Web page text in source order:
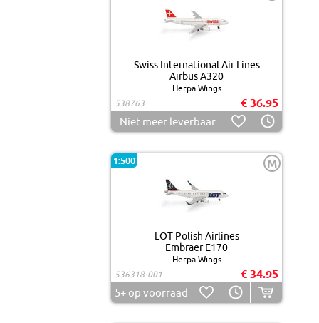
Swiss International Air Lines
Airbus A320
Herpa Wings
538763
€ 36.95
Niet meer leverbaar
1:500 M
LOT Polish Airlines
Embraer E170
Herpa Wings
536318-001
€ 34.95
5+ op voorraad